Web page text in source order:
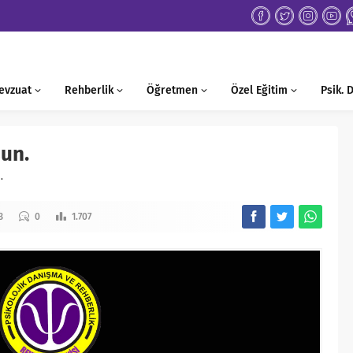
Rehberlik Öğretmen Özel Eğitim Psik.
0 1.707